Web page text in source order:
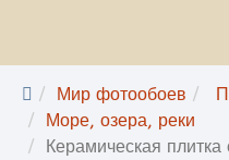
Мир фотообоев
Море, озера, реки
Керамическая